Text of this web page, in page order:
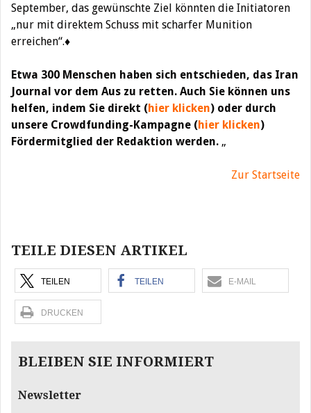
September, das gewünschte Ziel könnten die Initiatoren
„nur mit direktem Schuss mit scharfer Munition
erreichen“.♦
Etwa 300 Menschen haben sich entschieden, das Iran
Journal vor dem Aus zu retten. Auch Sie können uns
helfen, indem Sie direkt (hier klicken) oder durch
unsere Crowdfunding-Kampagne (hier klicken)
Fördermitglied der Redaktion werden. „
Zur Startseite
TEILE DIESEN ARTIKEL
TEILEN TEILEN E-MAIL
DRUCKEN
BLEIBEN SIE INFORMIERT
Newsletter